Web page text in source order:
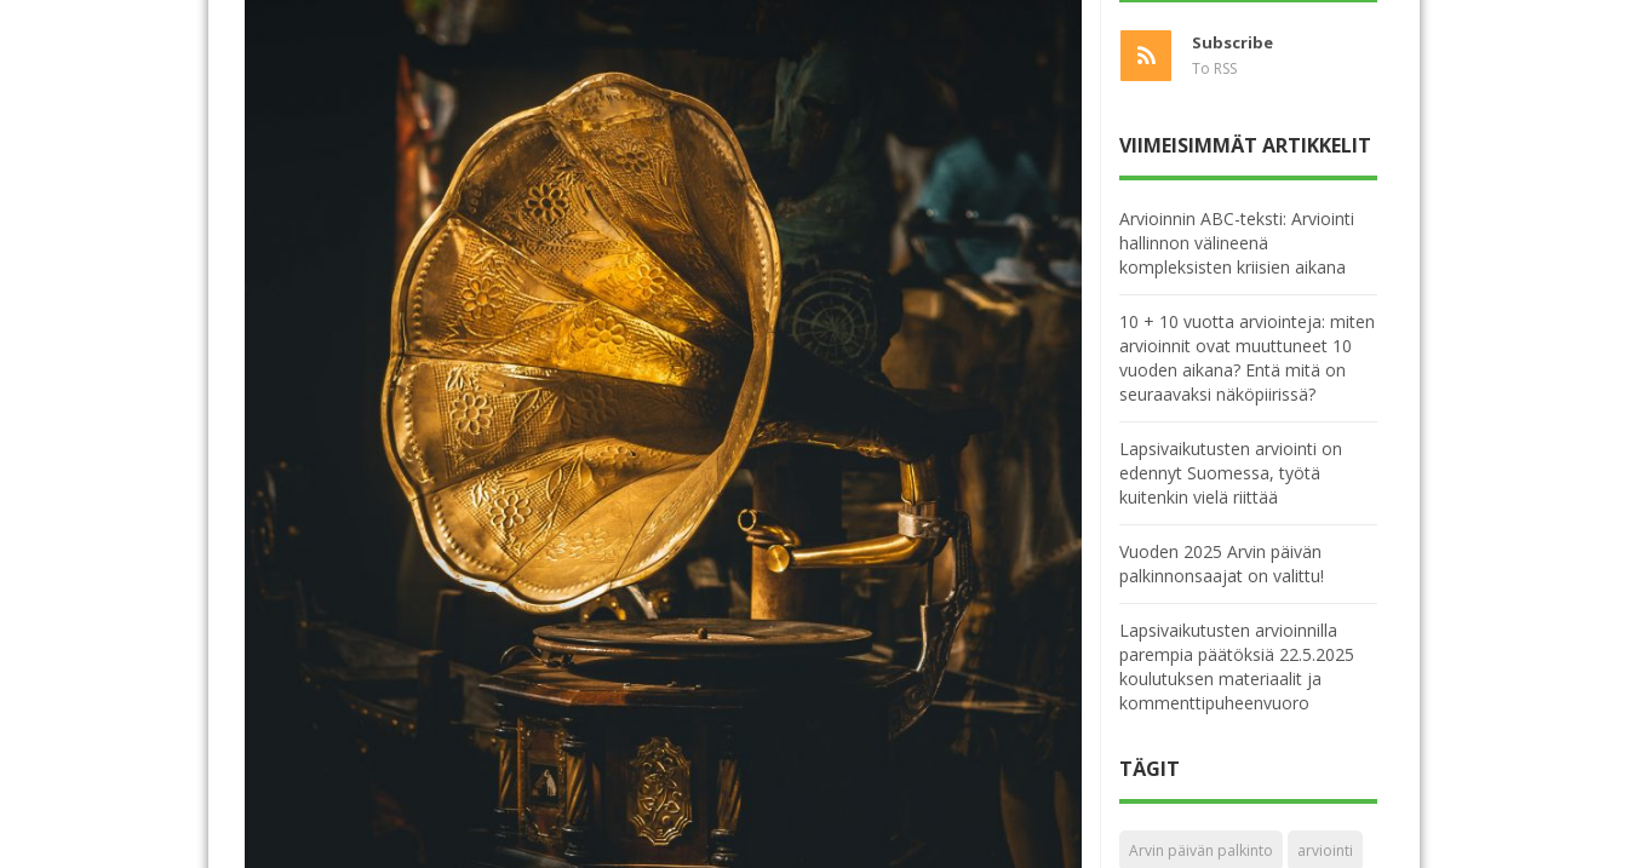
Subscribe
To RSS
VIIMEISIMMÄT ARTIKKELIT
Arvioinnin ABC-teksti: Arviointi
hallinnon välineenä
kompleksisten kriisien aikana
10 + 10 vuotta arviointeja: miten
arvioinnit ovat muuttuneet 10
vuoden aikana? Entä mitä on
seuraavaksi näköpiirissä?
Lapsivaikutusten arviointi on
edennyt Suomessa, työtä
kuitenkin vielä riittää
Vuoden 2025 Arvin päivän
palkinnonsaajat on valittu!
Lapsivaikutusten arvioinnilla
parempia päätöksiä 22.5.2025
koulutuksen materiaalit ja
kommenttipuheenvuoro
TÄGIT
Arvin päivän palkinto arviointi